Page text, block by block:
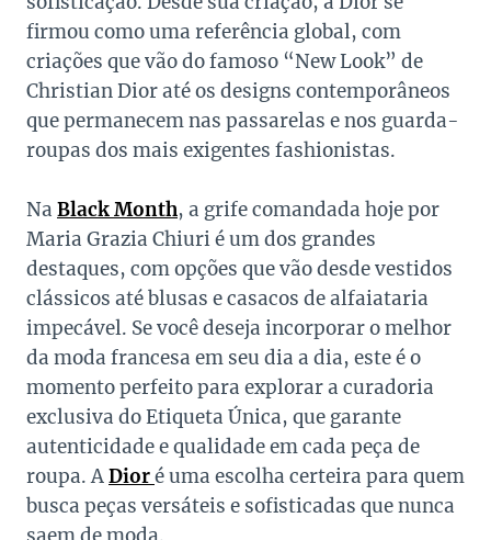
firmou como uma referência global, com
criações que vão do famoso “New Look” de
Christian Dior até os designs contemporâneos
que permanecem nas passarelas e nos guarda-
roupas dos mais exigentes fashionistas.
Na Black Month, a grife comandada hoje por
Maria Grazia Chiuri é um dos grandes
destaques, com opções que vão desde vestidos
clássicos até blusas e casacos de alfaiataria
impecável. Se você deseja incorporar o melhor
da moda francesa em seu dia a dia, este é o
momento perfeito para explorar a curadoria
exclusiva do Etiqueta Única, que garante
autenticidade e qualidade em cada peça de
roupa. ADioré uma escolha certeira para quem
busca peças versáteis e sofisticadas que nunca